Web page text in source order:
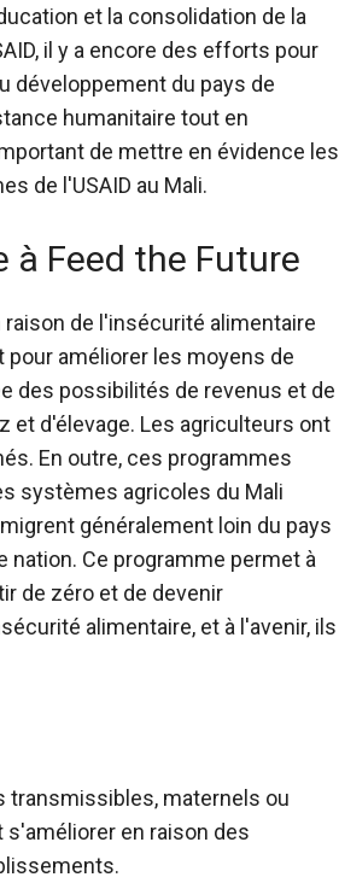
et la consolidation de la
il y a encore des efforts pour
développement du pays de
humanitaire tout en
de mettre en évidence les
de l'USAID au Mali.
Feed the Future
de l'insécurité alimentaire
pour améliorer les moyens de
des possibilités de revenus et de
et d'élevage. Les agriculteurs ont
En outre, ces programmes
systèmes agricoles du Mali
généralement loin du pays
nation. Ce programme permet à
de zéro et de devenir
alimentaire, et à l'avenir, ils
transmissibles, maternels ou
en raison des